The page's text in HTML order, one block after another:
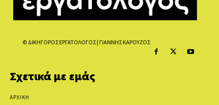
© ΔΙΚΗΓΟΡΟΣ ΕΡΓΑΤΟΛΟΓΟΣ | ΓΙΑΝΝΗΣ ΚΑΡΟΥΖΟΣ
Σχετικά με εμάς
ΑΡΧΙΚΗ